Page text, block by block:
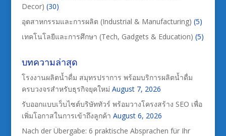
Decor) (30)
อุตสาหกรรมและการผลิต (Industrial & Manufacturing) (5)
เทคโนโลยีและการศึกษา (Tech, Gadgets & Education) (5)
บทความล่าสุด
โรงงานผลิตน้ำดื่ม สมุทรปราการ พร้อมบริการผลิตน้ำดื่ม
ครบวงจรสำหรับธุรกิจยุคใหม่ August 7, 2026
รับออกแบบเว็บไซต์บริษัททัวร์ พร้อมวางโครงสร้าง SEO เพื่อ
เพิ่มโอกาสในการเข้าถึงลูกค้า August 6, 2026
Nach der Übergabe: 6 praktische Absprachen für Ihr